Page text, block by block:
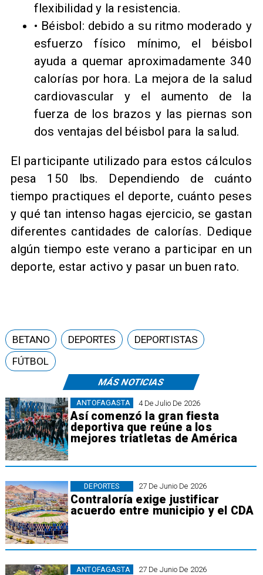
flexibilidad y la resistencia.
• Béisbol: debido a su ritmo moderado y
esfuerzo físico mínimo, el béisbol
ayuda a quemar aproximadamente 340
calorías por hora. La mejora de la salud
cardiovascular y el aumento de la
fuerza de los brazos y las piernas son
dos ventajas del béisbol para la salud.
El participante utilizado para estos cálculos
pesa 150 lbs. Dependiendo de cuánto
tiempo practiques el deporte, cuánto peses
y qué tan intenso hagas ejercicio, se gastan
diferentes cantidades de calorías. Dedique
algún tiempo este verano a participar en un
deporte, estar activo y pasar un buen rato.
MÁS NOTICIAS
4 De Julio De 2026
Así comenzó la gran fiesta
deportiva que reúne a los
mejores triatletas de América
ANTOFAGASTA
27 De Junio De 2026
Contraloría exige justificar
acuerdo entre municipio y el CDA
DEPORTES
27 De Junio De 2026
ANTOFAGASTA
BETANO DEPORTES
DEPORTISTAS
FÚTBOL